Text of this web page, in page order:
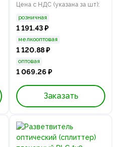
Цена с НДС (указана за шт):
розничная
1 191.43 ₽
мелкооптовая
1 120.88 ₽
оптовая
1 069.26 ₽
Заказать